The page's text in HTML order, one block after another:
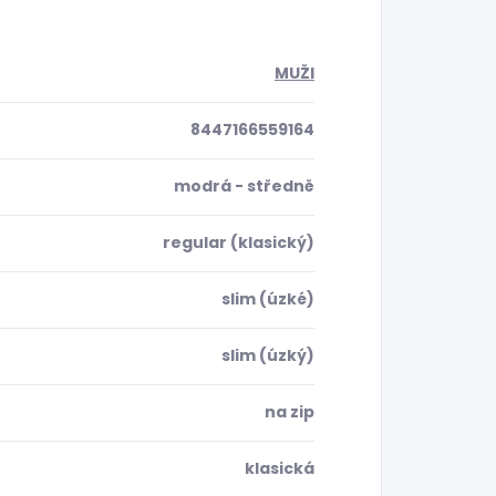
MUŽI
8447166559164
modrá - středně
regular (klasický)
slim (úzké)
slim (úzký)
na zip
klasická